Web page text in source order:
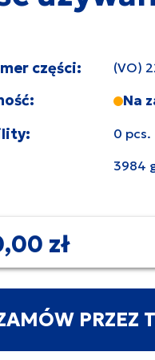
części: (VO)
Na
0 pcs.
3984
zł
PRZEZ